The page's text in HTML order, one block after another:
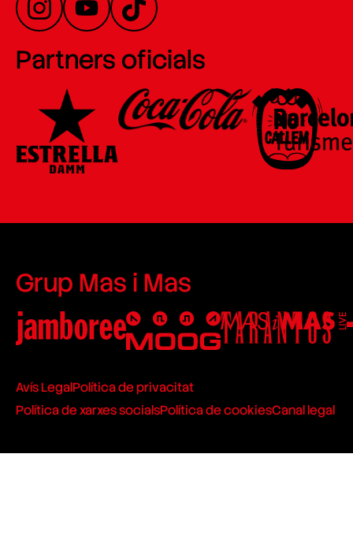
Partners oficials
Grup Mas i Mas
Avís LegalPolítica de privacitat
Política de xarxes socialsPolítica de cookiesCanal legal